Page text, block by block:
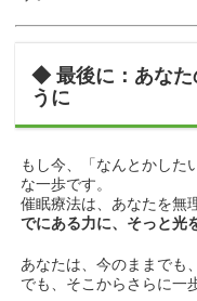
◆ 最後に：あなた
うに
もし今、「なんとかした
な一歩です。
催眠療法は、あなたを無
でにある力に、そっと光
あなたは、今のままでも
でも、そこからさらに一